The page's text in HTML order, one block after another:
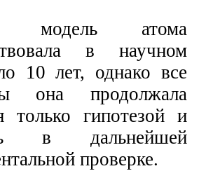
модель атома
в научном
10 лет, однако все
она продолжала
только гипотезой и
в дальнейшей
проверке.